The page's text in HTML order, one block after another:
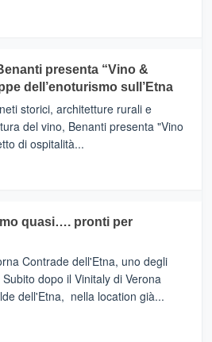
presenta “Vino &
dell’enoturismo sull’Etna
storici, architetture rurali e
del vino, Benanti presenta "Vino
di ospitalità...
quasi…. pronti per
Contrade dell'Etna, uno degli
dopo il Vinitaly di Verona
dell'Etna, nella location già...